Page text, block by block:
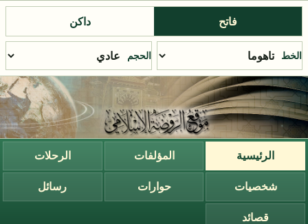
فاتح داكن
الخط الحجم
الرئيسية المؤلفات الرحلات
شخصيات حوارات رسائل
قصائد